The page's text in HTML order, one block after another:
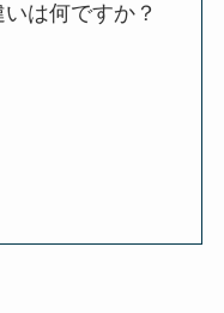
は何ですか？